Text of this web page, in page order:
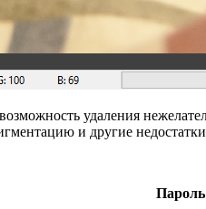
удаления
и другие